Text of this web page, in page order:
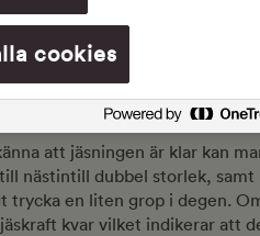
andra jäsningen är det lika
skyddat i ett rum utan drag
använda en avstängd ugn att
gärna vara tänd, det blir då
att jäsningen är klar kan
nästintill dubbel storlek, samt
trycka en liten grop i degen.
kvar vilket indikerar att
cookies